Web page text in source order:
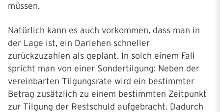
müssen.
Natürlich kann es auch vorkommen, dass man in
der Lage ist, ein Darlehen schneller
zurückzuzahlen als geplant. In solch einem Fall
spricht man von einer Sondertilgung: Neben der
vereinbarten Tilgungsrate wird ein bestimmter
Betrag zusätzlich zu einem bestimmten Zeitpunkt
zur Tilgung der Restschuld aufgebracht. Dadurch